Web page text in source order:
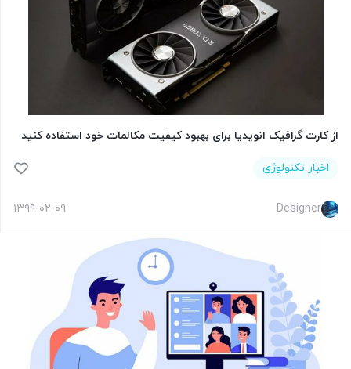
از کارت گرافیک انویدیا برای بهبود کیفیت مکالمات خود استفاده کنید
اخبار تکنولوژی
Designer ۱۳۹۹-۰۲-۰۹